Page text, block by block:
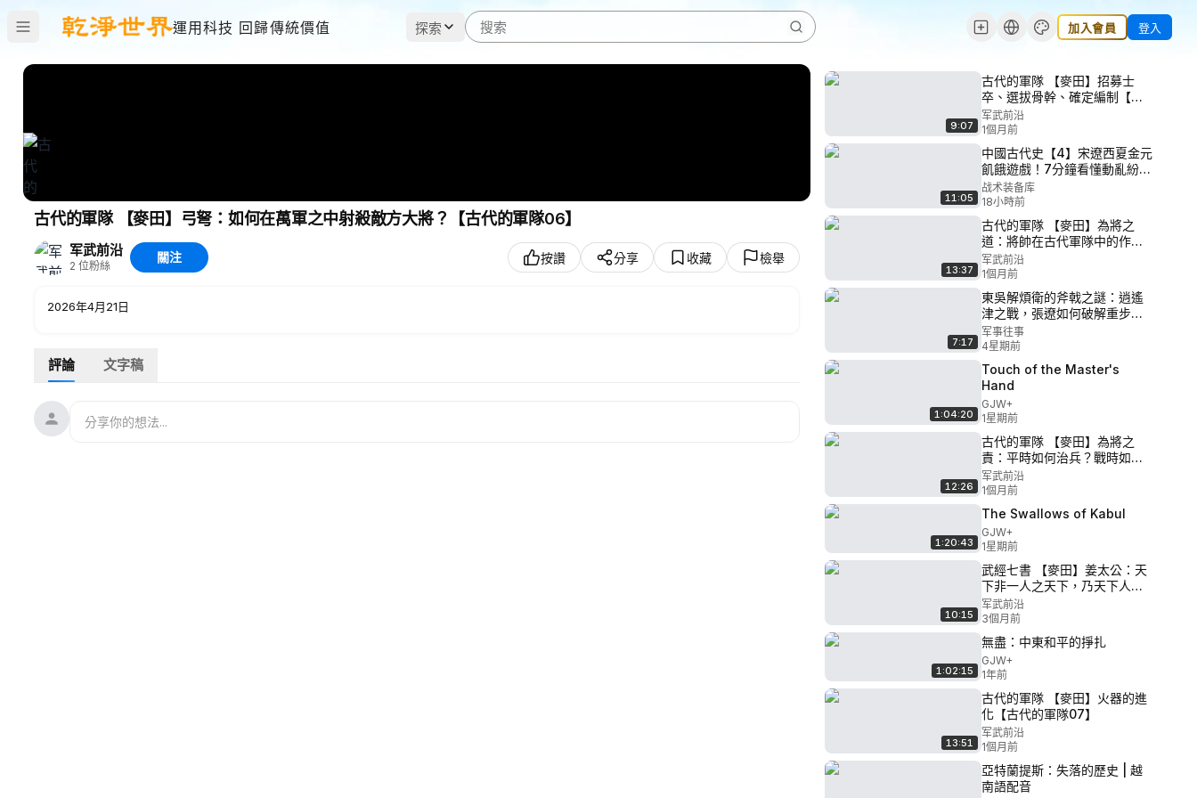
運用科技 回歸傳統價值 探索 加入會員 登入
古代的軍隊 【麥田】弓弩：如何在萬軍之中射殺敵方大將？【古代的軍隊06】
军武前沿
2 位粉絲
關注 按讚 分享 收藏 檢舉
2026年4月21日
評論 文字稿
9:07
古代的軍隊 【麥田】招募士
卒、選拔骨幹、確定編制【古
代的軍隊01】
军武前沿
1個月前
11:05
中國古代史【4】宋遼西夏金元
飢餓遊戲！7分鐘看懂動亂紛雜
的元末起義【大歷史】
战术装备库
18小時前
13:37
古代的軍隊 【麥田】為將之
道：將帥在古代軍隊中的作用
【古代的軍隊02】
军武前沿
1個月前
7:17
東吳解煩衛的斧戟之謎：逍遙
津之戰，張遼如何破解重步兵
方陣？
军事往事
4星期前
1:04:20
Touch of the Master's
Hand
GJW+
1星期前
12:26
古代的軍隊 【麥田】為將之
責：平時如何治兵？戰時如何
用兵？【古代的軍隊03】
军武前沿
1個月前
1:20:43
The Swallows of Kabul
GJW+
1星期前
10:15
武經七書 【麥田】姜太公：天
下非一人之天下，乃天下人之
天下【六韜1】
军武前沿
3個月前
1:02:15
無盡：中東和平的掙扎
GJW+
1年前
13:51
古代的軍隊 【麥田】火器的進
化【古代的軍隊07】
军武前沿
1個月前
亞特蘭提斯：失落的歷史 | 越
南語配音